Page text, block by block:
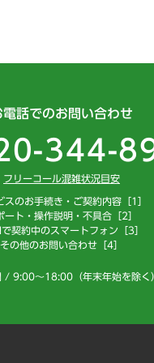
電話でのお問い合わせ
344-
フリーコール混雑状況目安
スのお手続き・ご契約内容［1］
ート・操作説明・不具合［2］
契約中のスマートフォン［3］
その他のお問い合わせ［4］
/ 9:00～18:00（年末年始を除く